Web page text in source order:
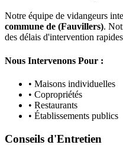
Notre équipe de vidangeurs
commune de (Fauvillers).
des délais d'intervention
Nous Intervenons Pour :
• Maisons individuelles
• Copropriétés
• Restaurants
• Établissements publics
Conseils d'Entretien